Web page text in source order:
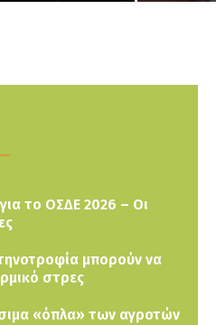
το ΟΣΔΕ 2026 – Οι
μπορούν να
στρες
«όπλα» των αγροτών